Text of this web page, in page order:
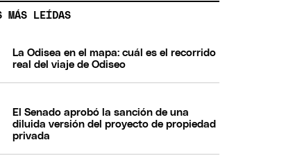
MÁS LEÍDAS
La Odisea en el mapa: cuál es el recorrido
real del viaje de Odiseo
El Senado aprobó la sanción de una
diluida versión del proyecto de propiedad
privada